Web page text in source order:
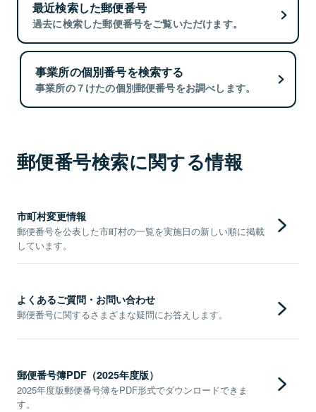
最近検索した郵便番号
過去に検索した郵便番号をご覧いただけます。
事業所の個別番号を検索する
事業所の７けたの個別郵便番号をお調べします。
郵便番号検索に関する情報
市町村変更情報
郵便番号を公表した市町村の一覧を実施日の新しい順に掲載
しています。
よくあるご質問・お問い合わせ
郵便番号に関するさまざまな疑問にお答えします。
郵便番号簿PDF（2025年度版）
2025年度版郵便番号簿をPDF形式でダウンロードできま
す。